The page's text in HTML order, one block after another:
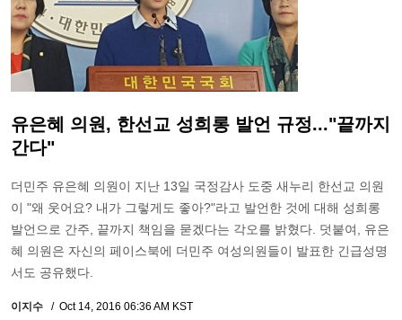
유은혜 의원, 한선교 성희롱 발언 규정..."끝까지
간다"
더민주 유은혜 의원이 지난 13일 국정감사 도중 새누리 한선교 의원
이 "왜 웃어요? 내가 그렇게도 좋아?"라고 발언한 것에 대해 성희롱
발언으로 간주, 끝까지 책임을 묻겠다는 각오를 밝혔다. 덧붙여, 유은
혜 의원은 자신의 페이스북에 더민주 여성의원들이 발표한 긴급성명
서도 공유했다.
이지수 Oct 14, 2016 06:36 AM KST